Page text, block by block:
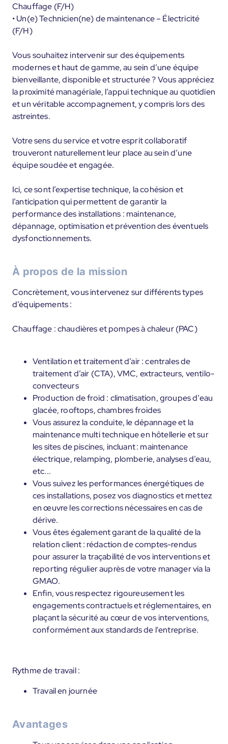
Chauffage (F/H)
• Un(e) Technicien(ne) de maintenance – Électricité
(F/H)
Vous souhaitez intervenir sur des équipements
modernes et haut de gamme, au sein d’une équipe
bienveillante, disponible et structurée ? Vous appréciez
la proximité managériale, l’appui technique au quotidien
et un véritable accompagnement, y compris lors des
astreintes.
Votre sens du service et votre esprit collaboratif
trouveront naturellement leur place au sein d’une
équipe soudée et engagée.
Ici, ce sont l’expertise technique, la cohésion et
l’anticipation qui permettent de garantir la
performance des installations : maintenance,
dépannage, optimisation et prévention des éventuels
dysfonctionnements.
À propos de la mission
Concrètement, vous intervenez sur différents types
d’équipements :
Chauffage : chaudières et pompes à chaleur (PAC)
Ventilation et traitement d’air : centrales de
traitement d’air (CTA), VMC, extracteurs, ventilo-
convecteurs
Production de froid : climatisation, groupes d’eau
glacée, rooftops, chambres froides
Vous assurez la conduite, le dépannage et la
maintenance multi technique en hôtellerie et sur
les sites de piscines, incluant : maintenance
électrique, relamping, plomberie, analyses d’eau,
etc...
Vous suivez les performances énergétiques de
ces installations, posez vos diagnostics et mettez
en œuvre les corrections nécessaires en cas de
dérive.
Vous êtes également garant de la qualité de la
relation client : rédaction de comptes-rendus
pour assurer la traçabilité de vos interventions et
reporting régulier auprès de votre manager via la
GMAO.
Enfin, vous respectez rigoureusement les
engagements contractuels et réglementaires, en
plaçant la sécurité au cœur de vos interventions,
conformément aux standards de l'entreprise.
Rythme de travail :
Travail en journée
Avantages